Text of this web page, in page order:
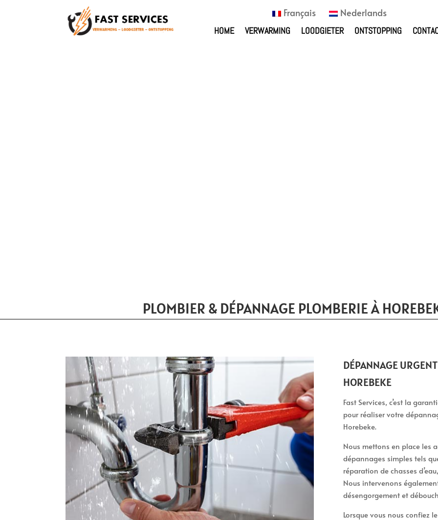
Français Nederlands
HOME VERWARMING LOODGIETER ONTSTOPPING
PLOMBIER & DÉPANNAGE PLOMBERIE À
DÉPANNAGE
HOREBEKE
Fast Services, c’est la
pour réaliser votre
Horebeke.
Nous mettons en place les
dépannages simples tels
réparation de chasses
Nous intervenons
désengorgement et
Lorsque vous nous confiez